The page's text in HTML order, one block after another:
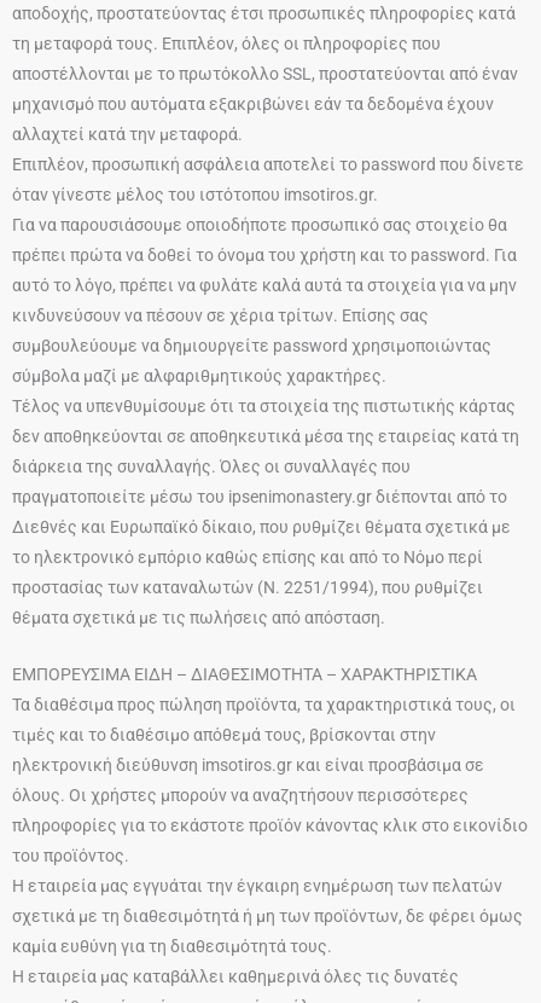
αποδοχής, προστατεύοντας έτσι προσωπικές πληροφορίες κατά
τη μεταφορά τους. Επιπλέον, όλες οι πληροφορίες που
αποστέλλονται με το πρωτόκολλο SSL, προστατεύονται από έναν
μηχανισμό που αυτόματα εξακριβώνει εάν τα δεδομένα έχουν
αλλαχτεί κατά την μεταφορά.
Επιπλέον, προσωπική ασφάλεια αποτελεί το password που δίνετε
όταν γίνεστε μέλος του ιστότοπου imsotiros.gr.
Για να παρουσιάσουμε οποιοδήποτε προσωπικό σας στοιχείο θα
πρέπει πρώτα να δοθεί το όνομα του χρήστη και το password. Για
αυτό το λόγο, πρέπει να φυλάτε καλά αυτά τα στοιχεία για να μην
κινδυνεύσουν να πέσουν σε χέρια τρίτων. Επίσης σας
συμβουλεύουμε να δημιουργείτε password χρησιμοποιώντας
σύμβολα μαζί με αλφαριθμητικούς χαρακτήρες.
Τέλος να υπενθυμίσουμε ότι τα στοιχεία της πιστωτικής κάρτας
δεν αποθηκεύονται σε αποθηκευτικά μέσα της εταιρείας κατά τη
διάρκεια της συναλλαγής. Όλες οι συναλλαγές που
πραγματοποιείτε μέσω του ipsenimonastery.gr διέπονται από το
Διεθνές και Ευρωπαϊκό δίκαιο, που ρυθμίζει θέματα σχετικά με
το ηλεκτρονικό εμπόριο καθώς επίσης και από το Νόμο περί
προστασίας των καταναλωτών (Ν. 2251/1994), που ρυθμίζει
θέματα σχετικά με τις πωλήσεις από απόσταση.
ΕΜΠΟΡΕΥΣΙΜΑ ΕΙΔΗ – ΔΙΑΘΕΣΙΜΟΤΗΤΑ – ΧΑΡΑΚΤΗΡΙΣΤΙΚΑ
Τα διαθέσιμα προς πώληση προϊόντα, τα χαρακτηριστικά τους, οι
τιμές και το διαθέσιμο απόθεμά τους, βρίσκονται στην
ηλεκτρονική διεύθυνση imsotiros.gr και είναι προσβάσιμα σε
όλους. Οι χρήστες μπορούν να αναζητήσουν περισσότερες
πληροφορίες για το εκάστοτε προϊόν κάνοντας κλικ στο εικονίδιο
του προϊόντος.
Η εταιρεία μας εγγυάται την έγκαιρη ενημέρωση των πελατών
σχετικά με τη διαθεσιμότητά ή μη των προϊόντων, δε φέρει όμως
καμία ευθύνη για τη διαθεσιμότητά τους.
Η εταιρεία μας καταβάλλει καθημερινά όλες τις δυνατές